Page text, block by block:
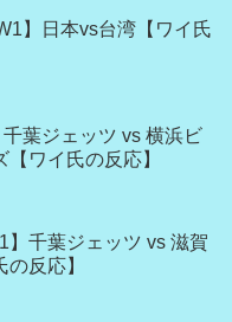
】日本vs台湾【ワイ氏
千葉ジェッツ vs 横浜ビ
ワイ氏の反応】
】千葉ジェッツ vs 滋賀
反応】